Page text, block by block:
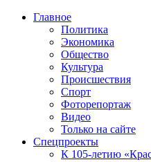
Главное
Политика
Экономика
Общество
Культура
Происшествия
Спорт
Фоторепортаж
Видео
Только на сайте
Спецпроекты
К 105-летию